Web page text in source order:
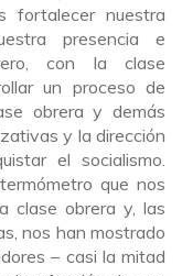
fortalecer nuestra
presencia e
con la clase
un proceso de
obrera y demás
y la dirección
el socialismo.
que nos
clase obrera y, las
nos han mostrado
– casi la mitad